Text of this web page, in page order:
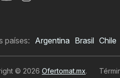
países: Argentina Brasil Chile
© 2026 Ofertomat.mx.